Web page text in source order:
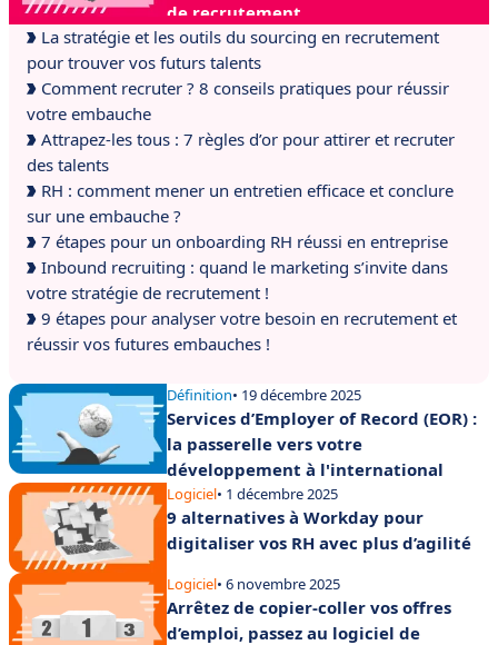
de recrutement
La stratégie et les outils du sourcing en recrutement
pour trouver vos futurs talents
Comment recruter ? 8 conseils pratiques pour réussir
votre embauche
Attrapez-les tous : 7 règles d’or pour attirer et recruter
des talents
RH : comment mener un entretien efficace et conclure
sur une embauche ?
7 étapes pour un onboarding RH réussi en entreprise
Inbound recruiting : quand le marketing s’invite dans
votre stratégie de recrutement !
9 étapes pour analyser votre besoin en recrutement et
réussir vos futures embauches !
Définition• 19 décembre 2025
Services d’Employer of Record (EOR) :
la passerelle vers votre
développement à l'international
Logiciel• 1 décembre 2025
9 alternatives à Workday pour
digitaliser vos RH avec plus d’agilité
Logiciel• 6 novembre 2025
Arrêtez de copier-coller vos offres
d’emploi, passez au logiciel de